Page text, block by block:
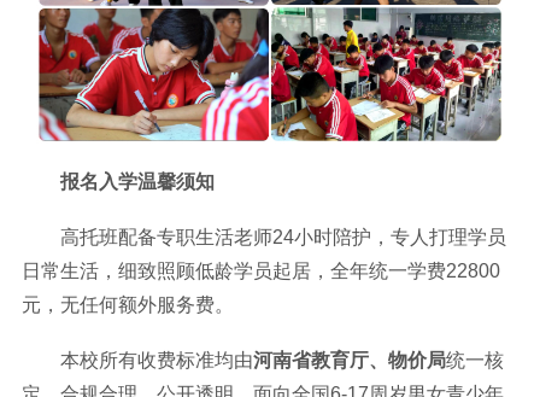
报名入学温馨须知
高托班配备专职生活老师24小时陪护，专人打理学员
日常生活，细致照顾低龄学员起居，全年统一学费22800
元，无任何额外服务费。
本校所有收费标准均由河南省教育厅、物价局统一核